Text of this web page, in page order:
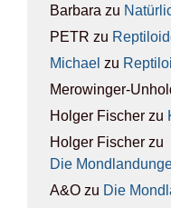
Barbara zu
PETR zu
Michael zu
Merowinger-
Holger Fischer zu
Holger Fischer zu
Die
A&O zu Die